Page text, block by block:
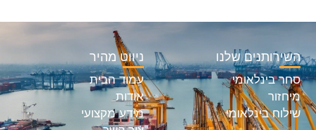
ניווט מהיר
עמוד הבית
אודות
מידע מקצועי
השירותנים שלנו
סחר בינלאומי
מיחזור
שילוח בינלאומי